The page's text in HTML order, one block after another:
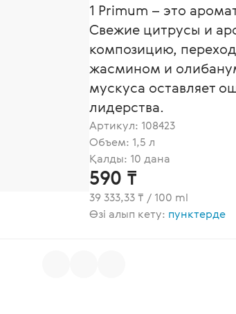
1 Primum – это
Свежие цитрусы и
композицию,
жасмином и
мускуса оставляет
лидерства.
Артикул: 108423
Объем: 1,5 л
Қалды: 10 дана
590 ₸
39 333,33 ₸ / 100 ml
Өзі алып кету: пунктерде